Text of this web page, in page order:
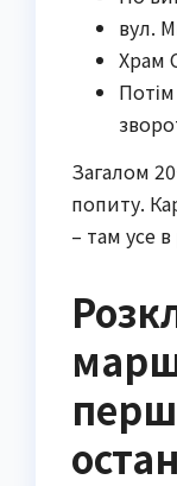
вул.
Храм
Загалом
попиту.
– там усе